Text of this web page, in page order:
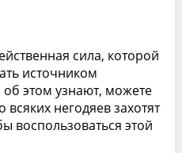
сила, которой
источником
об этом узнают, можете
всяких негодяев захотят
воспользоваться этой